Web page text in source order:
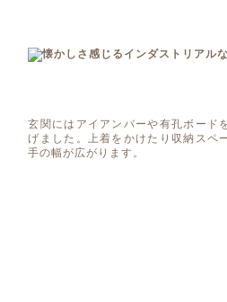
玄関にはアイアンバーや有孔ボード
げました。上着をかけたり収納スペ
手の幅が広がります。